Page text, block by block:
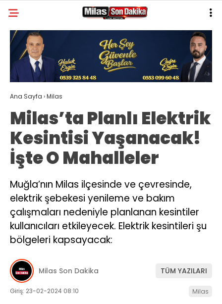
21.3
GALERİ YAZARLAR
MILAS
MUĞLA’DAN
ASAYIŞ
GÜNDEM
EKONOMI
SPOR
VEFAT
GENEL
İLETIŞIM
KÜNYE
Ana Sayfa ›Milas
Milas’ta Planlı Elektrik
Kesintisi Yaşanacak!
İşte O Mahalleler
Muğla’nın Milas ilçesinde ve çevresinde,
elektrik şebekesi yenileme ve bakım
çalışmaları nedeniyle planlanan kesintiler
kullanıcıları etkileyecek. Elektrik kesintileri şu
bölgeleri kapsayacak:
Milas Son Dakika TÜM YAZILARI
Giriş: 23-02-2024 08:10 Milas